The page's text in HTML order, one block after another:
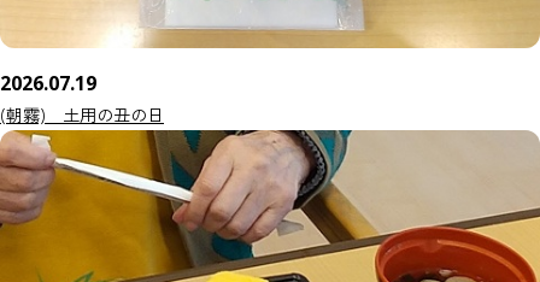
2026.07.19
(朝霧) 土用の丑の日